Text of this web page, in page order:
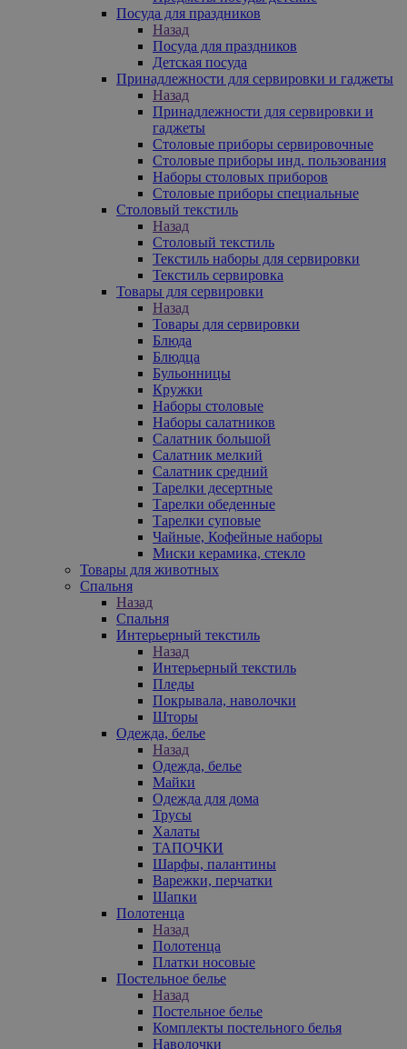
Посуда для праздников
Назад
Посуда для праздников
Детская посуда
Принадлежности для сервировки и гаджеты
Назад
Принадлежности для сервировки и
гаджеты
Столовые приборы сервировочные
Столовые приборы инд. пользования
Наборы столовых приборов
Столовые приборы специальные
Столовый текстиль
Назад
Столовый текстиль
Текстиль наборы для сервировки
Текстиль сервировка
Товары для сервировки
Назад
Товары для сервировки
Блюда
Блюдца
Бульонницы
Кружки
Наборы столовые
Наборы салатников
Салатник большой
Салатник мелкий
Салатник средний
Тарелки десертные
Тарелки обеденные
Тарелки суповые
Чайные, Кофейные наборы
Миски керамика, стекло
Товары для животных
Спальня
Назад
Спальня
Интерьерный текстиль
Назад
Интерьерный текстиль
Пледы
Покрывала, наволочки
Шторы
Одежда, белье
Назад
Одежда, белье
Майки
Одежда для дома
Трусы
Халаты
ТАПОЧКИ
Шарфы, палантины
Варежки, перчатки
Шапки
Полотенца
Назад
Полотенца
Платки носовые
Постельное белье
Назад
Постельное белье
Комплекты постельного белья
Наволочки